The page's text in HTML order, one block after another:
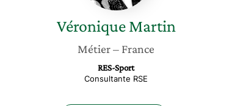
Véronique Martin
Métier– France
RES-Sport
Consultante RSE